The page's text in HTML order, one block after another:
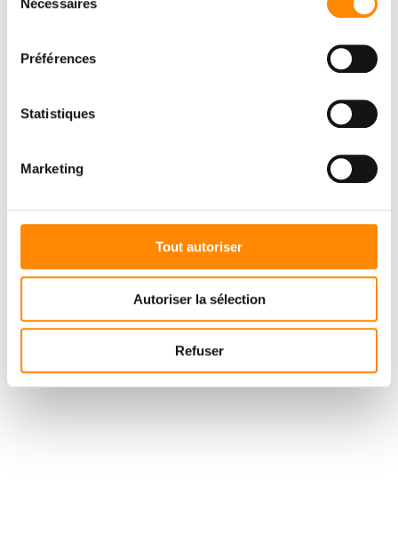
Nécessaires
Préférences
Statistiques
Marketing
Tout autoriser
Autoriser la sélection
Refuser